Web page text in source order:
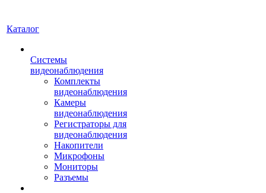
Каталог
Системы
видеонаблюдения
Комплекты
видеонаблюдения
Камеры
видеонаблюдения
Регистраторы для
видеонаблюдения
Накопители
Микрофоны
Мониторы
Разъемы